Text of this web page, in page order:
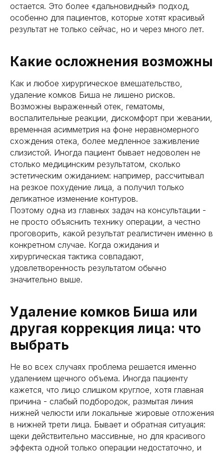
остается. Это более «дальновидный» подход,
особенно для пациентов, которые хотят красивый
результат не только сейчас, но и через много лет.
Какие осложнения возможны
Как и любое хирургическое вмешательство,
удаление комков Биша не лишено рисков.
Возможны выраженный отек, гематомы,
воспалительные реакции, дискомфорт при жевании,
временная асимметрия на фоне неравномерного
схождения отека, более медленное заживление
слизистой. Иногда пациент бывает недоволен не
столько медицинским результатом, сколько
эстетическим ожиданием: например, рассчитывал
на резкое похудение лица, а получил только
деликатное изменение контуров.
Поэтому одна из главных задач на консультации -
не просто объяснить технику операции, а честно
проговорить, какой результат реалистичен именно в
конкретном случае. Когда ожидания и
хирургическая тактика совпадают,
удовлетворенность результатом обычно
значительно выше.
Удаление комков Биша или
другая коррекция лица: что
выбрать
Не во всех случаях проблема решается именно
удалением щечного объема. Иногда пациенту
кажется, что лицо слишком круглое, хотя главная
причина - слабый подбородок, размытая линия
нижней челюсти или локальные жировые отложения
в нижней трети лица. Бывает и обратная ситуация:
щеки действительно массивные, но для красивого
эффекта одной только операции недостаточно, и